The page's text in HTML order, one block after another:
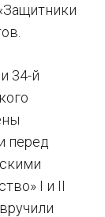
34-й
перед
I и II